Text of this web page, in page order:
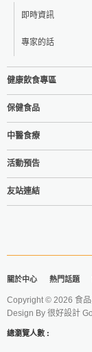
即時資訊
專家的話
健康飲食專區
保健食品
中醫食療
活動預告
友站連結
關於中心 熱門話題
Copyright © 2026 食
Design By 很好設計
總瀏覽人數 :